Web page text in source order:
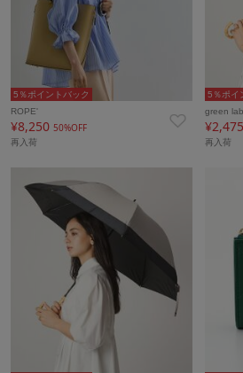
5％ポイントバック
ROPE'
¥8,250 50%OFF
再入荷
5％ポイ
green
再入荷